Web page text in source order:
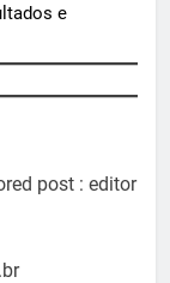
e
post : editor